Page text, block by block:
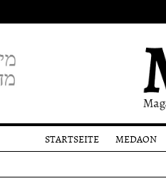
STARTSEITE
MEDAON